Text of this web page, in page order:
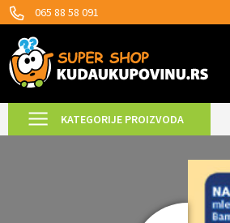
065 88 58 091
KATEGORIJE PROIZVODA